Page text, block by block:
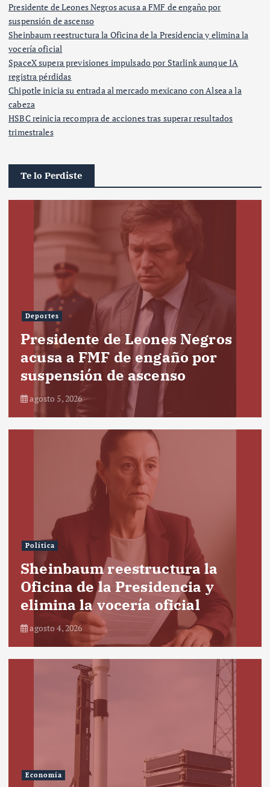
Presidente de Leones Negros acusa a FMF de engaño por
suspensión de ascenso
Sheinbaum reestructura la Oficina de la Presidencia y elimina la
vocería oficial
SpaceX supera previsiones impulsado por Starlink aunque IA
registra pérdidas
Chipotle inicia su entrada al mercado mexicano con Alsea a la
cabeza
HSBC reinicia recompra de acciones tras superar resultados
trimestrales
Te lo Perdiste
Deportes
Presidente de Leones Negros
acusa a FMF de engaño por
suspensión de ascenso
agosto 5, 2026
Política
Sheinbaum reestructura la
Oficina de la Presidencia y
elimina la vocería oficial
agosto 4, 2026
Economía